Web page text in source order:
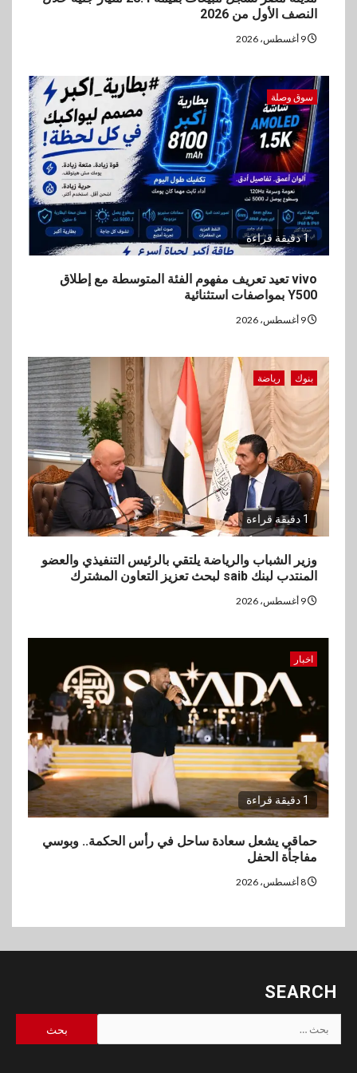
حماقي يشعل سعادة ساحل في
رأس الحكمة.. وبوسي مفاجأة
5
اقتصاد
وزيرا التخطيط والبترول يبحثان
جهود تحقيق أمن الطاقة
النصف الأول من 2026
سوق وصلة
1 دقيقة قراءة
vivo تعيد تعريف مفهوم الفئة المتوسطة مع إطلاق
Y500 بمواصفات استثنائية
بنوك رياضة
1 دقيقة قراءة
وزير الشباب والرياضة يلتقي بالرئيس التنفيذي والعضو
المنتدب لبنك saib لبحث تعزيز التعاون المشترك
اخبار
1 دقيقة قراءة
حماقي يشعل سعادة ساحل في رأس الحكمة.. وبوسي
مفاجأة الحفل
SEARCH
البحث
عن: